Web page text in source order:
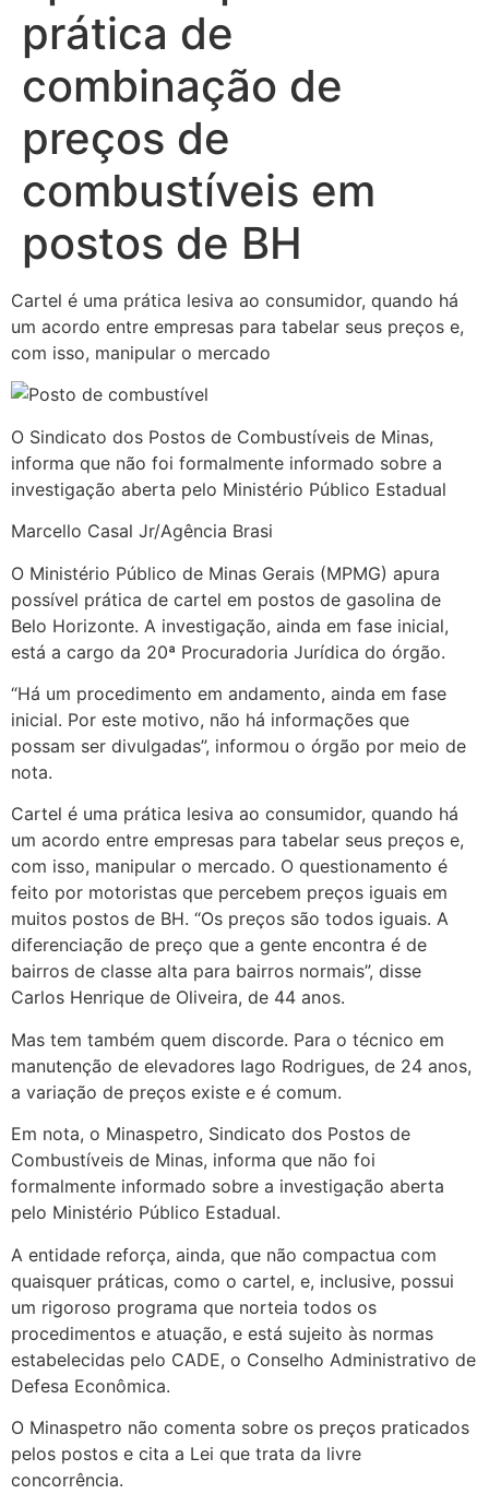
prática de
combinação de
preços de
combustíveis em
postos de BH
Cartel é uma prática lesiva ao consumidor, quando há
um acordo entre empresas para tabelar seus preços e,
com isso, manipular o mercado
O Sindicato dos Postos de Combustíveis de Minas,
informa que não foi formalmente informado sobre a
investigação aberta pelo Ministério Público Estadual
Marcello Casal Jr/Agência Brasi
O Ministério Público de Minas Gerais (MPMG) apura
possível prática de cartel em postos de gasolina de
Belo Horizonte. A investigação, ainda em fase inicial,
está a cargo da 20ª Procuradoria Jurídica do órgão.
“Há um procedimento em andamento, ainda em fase
inicial. Por este motivo, não há informações que
possam ser divulgadas”, informou o órgão por meio de
nota.
Cartel é uma prática lesiva ao consumidor, quando há
um acordo entre empresas para tabelar seus preços e,
com isso, manipular o mercado. O questionamento é
feito por motoristas que percebem preços iguais em
muitos postos de BH. “Os preços são todos iguais. A
diferenciação de preço que a gente encontra é de
bairros de classe alta para bairros normais”, disse
Carlos Henrique de Oliveira, de 44 anos.
Mas tem também quem discorde. Para o técnico em
manutenção de elevadores Iago Rodrigues, de 24 anos,
a variação de preços existe e é comum.
Em nota, o Minaspetro, Sindicato dos Postos de
Combustíveis de Minas, informa que não foi
formalmente informado sobre a investigação aberta
pelo Ministério Público Estadual.
A entidade reforça, ainda, que não compactua com
quaisquer práticas, como o cartel, e, inclusive, possui
um rigoroso programa que norteia todos os
procedimentos e atuação, e está sujeito às normas
estabelecidas pelo CADE, o Conselho Administrativo de
Defesa Econômica.
O Minaspetro não comenta sobre os preços praticados
pelos postos e cita a Lei que trata da livre
concorrência.